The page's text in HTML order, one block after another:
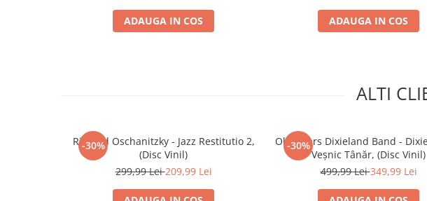
ADAUGA IN COS ADAUGA IN COS
ALTI
-30%
Richard Oschanitzky - Jazz Restitutio 2,
(Disc Vinil)
299,99 Lei209,99 Lei
-30%
Oldtimers Dixieland Band -
Veșnic Tânăr, (Disc Vinil)
499,99 Lei349,99 Lei